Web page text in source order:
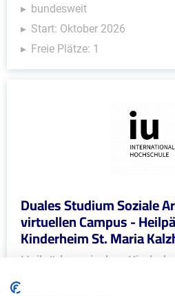
bundesweit
Start: Oktober 2026
Freie Plätze: 1
Duales Studium Soziale
virtuellen Campus -
Kinderheim St. Maria
Heilpädagogisches